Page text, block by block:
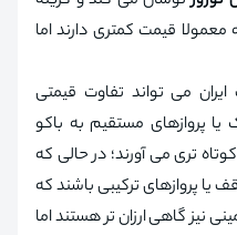
قیمت کمتری دارند اما
می‌ تواند تفاوت قیمتی
پروازهای مستقیم به باکو
تری می‌ آورند؛ در حالی که
پروازهای ترکیبی باشند که
نیز گاهی ارزان‌ تر هستند اما